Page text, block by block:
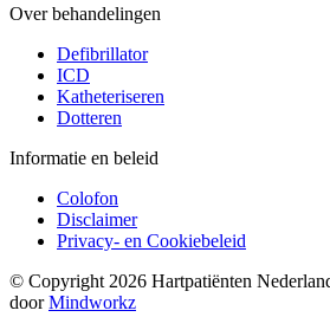
Over behandelingen
Defibrillator
ICD
Katheteriseren
Dotteren
Informatie en beleid
Colofon
Disclaimer
Privacy- en Cookiebeleid
© Copyright 2026 Hartpatiënten
doorMindworkz